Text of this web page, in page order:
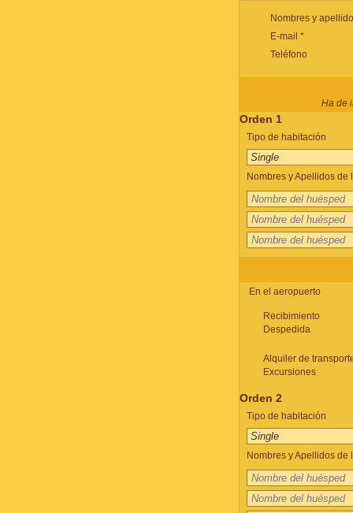
Nombres y
E-mail *
Teléfono
Ha de
Orden 1
Tipo de habitación
Nombres y Apellidos
En el aeropuerto
Recibimiento
Despedida
Alquiler de
Excursiones
Orden 2
Tipo de habitación
Nombres y Apellidos